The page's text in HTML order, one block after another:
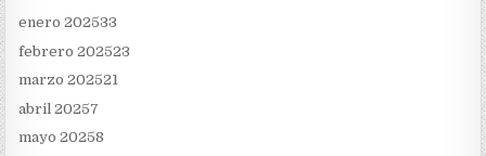
enero 202533
febrero 202523
marzo 202521
abril 20257
mayo 20258